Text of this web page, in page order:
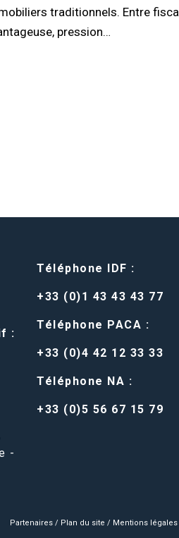
traditionnels. Entre
pression…
:
-
Téléphone IDF :
+33 (0)1 43 43 43 77
Téléphone PACA :
+33 (0)4 42 12 33 33
Téléphone NA :
+33 (0)5 56 67 15 79
Partenaires/ Plan du site / Mentions légales